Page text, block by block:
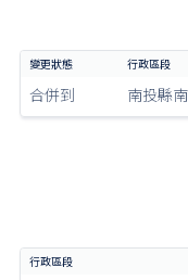
合併到 南投縣